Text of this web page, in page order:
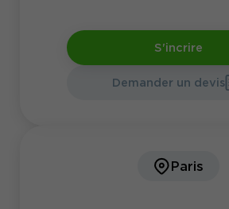
S'incrire
Demander un devis
Paris